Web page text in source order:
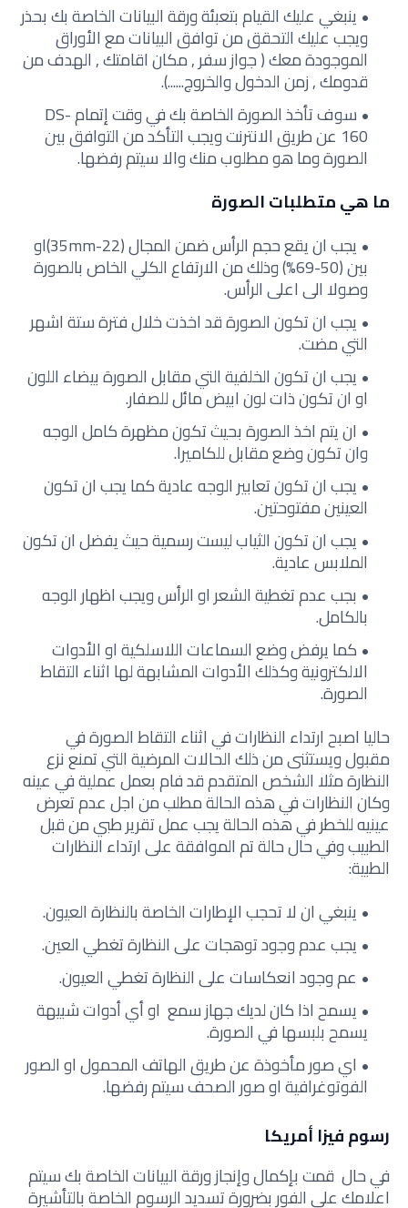
ينبغي عليك القيام بتعبئة ورقة البيانات الخاصة بك بحذر
ويجب عليك التحقق من توافق البيانات مع الأوراق
الموجودة معك ( جواز سفر , مكان اقامتك , الهدف من
قدومك , زمن الدخول والخروج......).
سوف تأخذ الصورة الخاصة بك في وقت إتمام DS-
160 عن طريق الانترنت ويجب التأكد من التوافق بين
الصورة وما هو مطلوب منك والا سيتم رفضها.
ما هي متطلبات الصورة
يجب ان يقع حجم الرأس ضمن المجال (22-35mm)او
بين (50-69%) وذلك من الارتفاع الكلي الخاص بالصورة
وصولا الى اعلى الرأس.
يجب ان تكون الصورة قد اخذت خلال فترة ستة اشهر
التي مضت.
يجب ان تكون الخلفية التي مقابل الصورة بيضاء اللون
او ان تكون ذات لون ابيض مائل للصفار.
ان يتم اخذ الصورة بحيث تكون مظهرة كامل الوجه
وان تكون وضع مقابل للكاميرا.
يجب ان تكون تعابير الوجه عادية كما يجب ان تكون
العينين مفتوحتين.
يجب ان تكون الثياب ليست رسمية حيث يفضل ان تكون
الملابس عادية.
بجب عدم تغطية الشعر او الرأس ويجب اظهار الوجه
بالكامل.
كما يرفض وضع السماعات اللاسلكية او الأدوات
الالكترونية وكذلك الأدوات المشابهة لها اثناء التقاط
الصورة.
حاليا اصبح ارتداء النظارات في اثناء التقاط الصورة في
مقبول ويستثنى من ذلك الحالات المرضية التي تمنع نزع
النظارة مثلا الشخص المتقدم قد فام بعمل عملية في عينه
وكان النظارات في هذه الحالة مطلب من اجل عدم تعرض
عينيه للخطر في هذه الحالة يجب عمل تقرير طبي من قبل
الطبيب وفي حال حالة تم الموافقة على ارتداء النظارات
الطبية:
ينبغي ان لا تحجب الإطارات الخاصة بالنظارة العيون.
يجب عدم وجود توهجات على النظارة تغطي العين.
عم وجود انعكاسات على النظارة تغطي العيون.
يسمح اذا كان لديك جهاز سمع او أي أدوات شبيهة
يسمح بلبسها في الصورة.
اي صور مأخوذة عن طريق الهاتف المحمول او الصور
الفوتوغرافية او صور الصحف سيتم رفضها.
رسوم فيزا أمريكا
في حال قمت بإكمال وإنجاز ورقة البيانات الخاصة بك سيتم
اعلامك على الفور بضرورة تسديد الرسوم الخاصة بالتأشيرة